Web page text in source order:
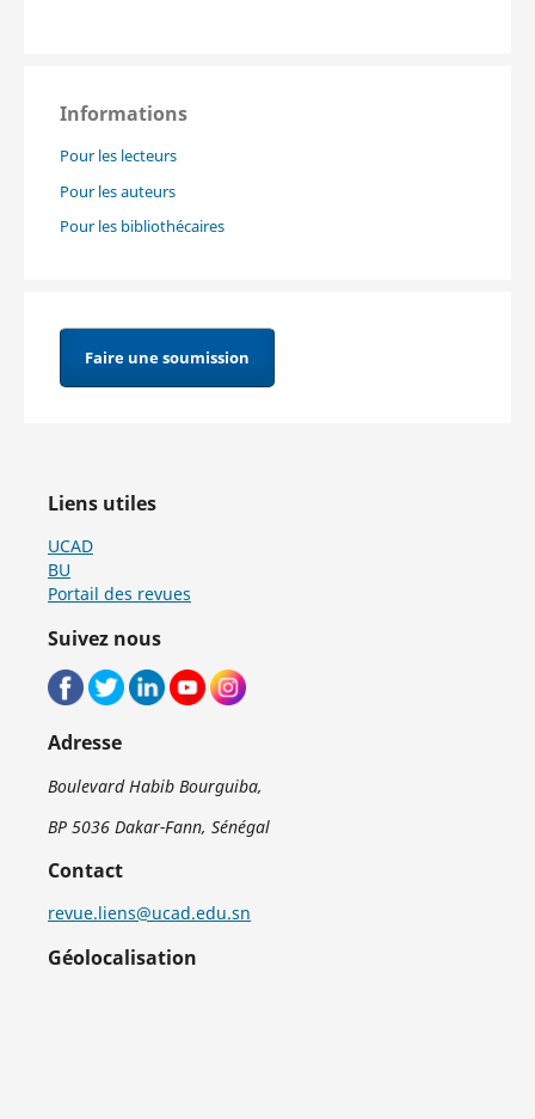
Informations
Pour les lecteurs
Pour les auteurs
Pour les bibliothécaires
Faire une soumission
Liens utiles
UCAD
BU
Portail des revues
Suivez nous
Adresse
Boulevard Habib Bourguiba,
BP 5036 Dakar-Fann, Sénégal
Contact
revue.liens@ucad.edu.sn
Géolocalisation